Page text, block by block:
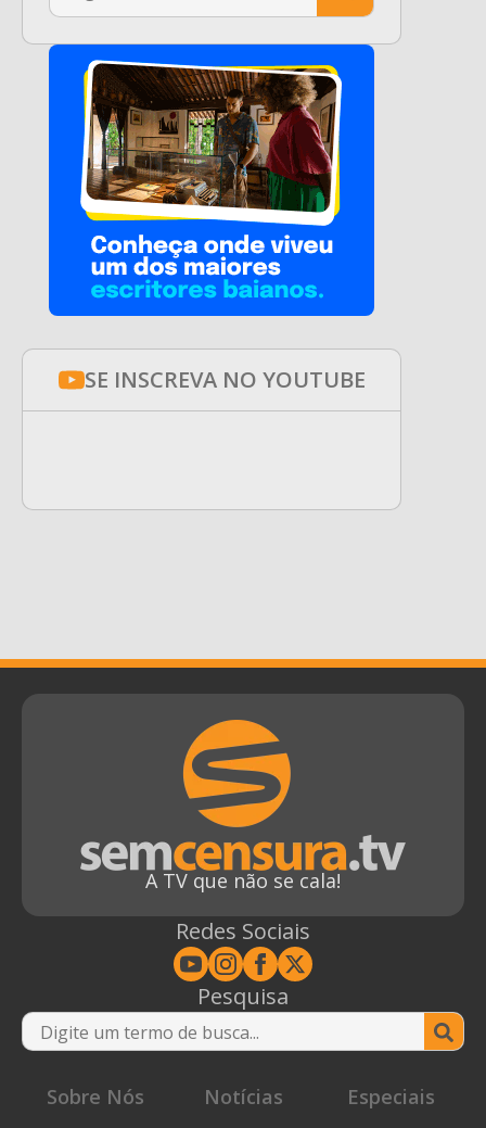
SE INSCREVA NO YOUTUBE
A TV que não se cala!
Redes Sociais
Pesquisa
Sobre Nós
Notícias Especiais